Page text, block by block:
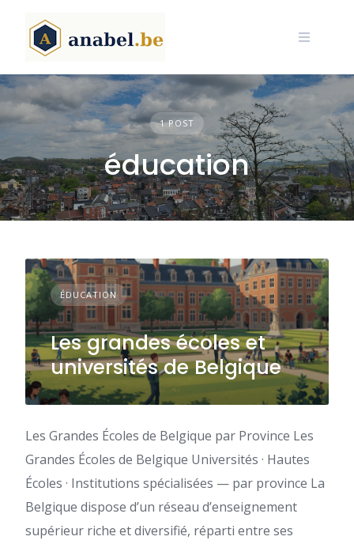
content
1 POST
éducation
ÉDUCATION
Les grandes écoles et
universités de Belgique
Les Grandes Écoles de Belgique par Province Les
Grandes Écoles de Belgique Universités · Hautes
Écoles · Institutions spécialisées — par province La
Belgique dispose d’un réseau d’enseignement
supérieur riche et diversifié, réparti entre ses